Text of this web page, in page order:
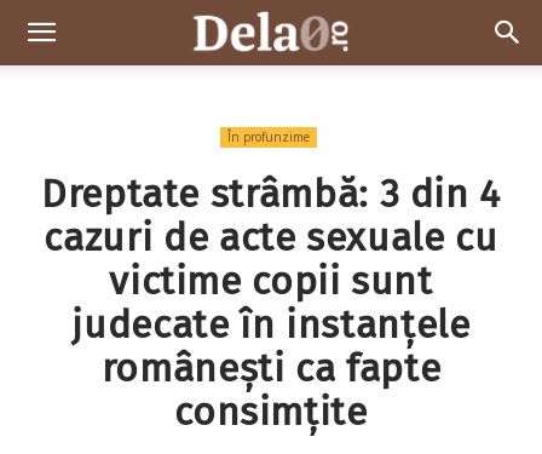
Dela0
În profunzime
Dreptate strâmbă: 3 din 4
cazuri de acte sexuale cu
victime copii sunt
judecate în instanțele
românești ca fapte
consimțite